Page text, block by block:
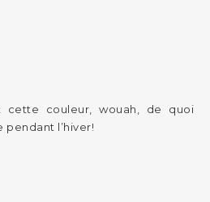
couleur, wouah, de quoi
l’hiver!